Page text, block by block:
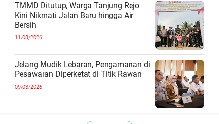
TMMD Ditutup, Warga Tanjung Rejo
Kini Nikmati Jalan Baru hingga Air
Bersih
11/03/2026
Jelang Mudik Lebaran, Pengamanan di
Pesawaran Diperketat di Titik Rawan
09/03/2026